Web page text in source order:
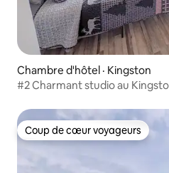
Chambre d'hôtel · Kingston
#2 Charmant studio au
Coup de cœur voyageurs
Coup de cœur voyageurs